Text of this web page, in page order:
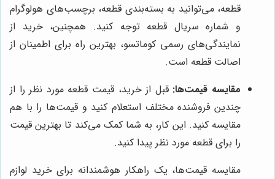
قطعه، می‌توانید به بسته‌بندی قطعه، برچسب‌های هولوگرام
و شماره سریال قطعه توجه کنید. همچنین، خرید از
نمایندگی‌های رسمی کوماتسو، بهترین راه برای اطمینان از
اصالت قطعه است.
مقایسه قیمت‌ها: قبل از خرید، قیمت قطعه مورد نظر را از
چندین فروشنده مختلف استعلام کنید و قیمت‌ها را با هم
مقایسه کنید. این کار، به شما کمک می‌کند تا بهترین قیمت
را برای قطعه مورد نظر پیدا کنید.
مقایسه قیمت‌ها، یک راهکار هوشمندانه برای خرید لوازم